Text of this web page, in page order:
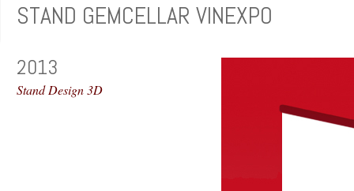
STAND GEMCELLAR VINEXPO
2013
Stand Design 3D